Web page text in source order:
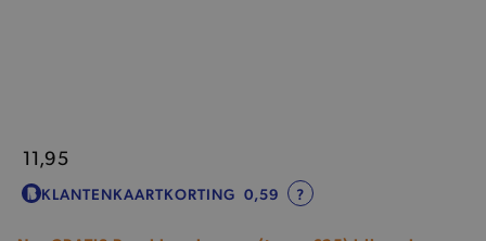
11,95
KLANTENKAARTKORTING 0,59 ?